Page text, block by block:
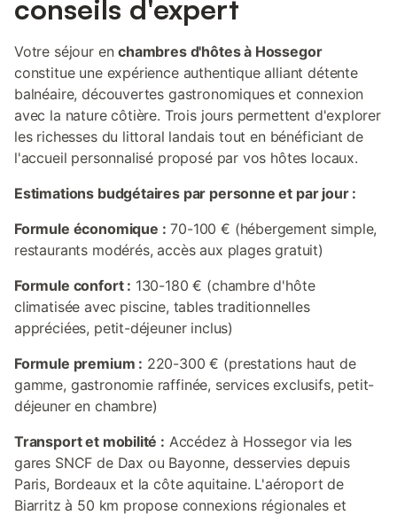
conseils d'expert
Votre séjour enchambres d'hôtes à Hossegor
constitue une expérience authentique alliant détente
balnéaire, découvertes gastronomiques et connexion
avec la nature côtière. Trois jours permettent d'explorer
les richesses du littoral landais tout en bénéficiant de
l'accueil personnalisé proposé par vos hôtes locaux.
Estimations budgétaires par personne et par jour :
Formule économique : 70-100 € (hébergement simple,
restaurants modérés, accès aux plages gratuit)
Formule confort : 130-180 € (chambre d'hôte
climatisée avec piscine, tables traditionnelles
appréciées, petit-déjeuner inclus)
Formule premium : 220-300 € (prestations haut de
gamme, gastronomie raffinée, services exclusifs, petit-
déjeuner en chambre)
Transport et mobilité : Accédez à Hossegor via les
gares SNCF de Dax ou Bayonne, desservies depuis
Paris, Bordeaux et la côte aquitaine. L'aéroport de
Biarritz à 50 km propose connexions régionales et